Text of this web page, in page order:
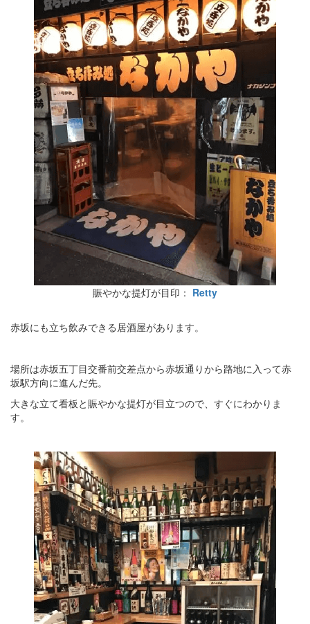
賑やかな提灯が目印： Retty
赤坂にも立ち飲みできる居酒屋があります。
場所は赤坂五丁目交番前交差点から赤坂通りから路地に入って赤
坂駅方向に進んだ先。
大きな立て看板と賑やかな提灯が目立つので、すぐにわかりま
す。